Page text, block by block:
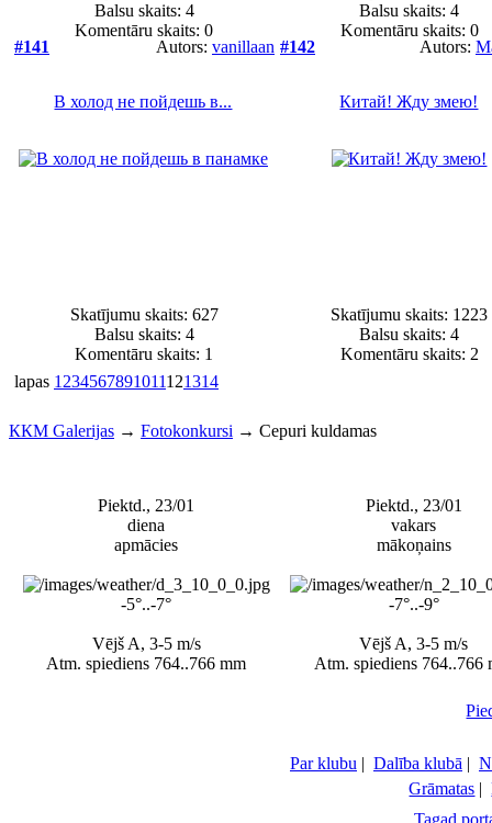
Balsu skaits: 4
Komentāru skaits: 0
Balsu skaits:4
Komentāru skaits: 0
#141
Autors: vanillaan
В холод не пойдешь в...
Skatījumu skaits: 627
Balsu skaits: 4
Komentāru skaits: 1
#142 Autors:
Китай! Жду змею!
Skatījumu skaits: 1223
Balsu skaits:4
Komentāru skaits: 2
lapas 1 234567891011121314
ККМ Galerijas → Fotokonkursi → Cepuri kuldamas
Piektd., 23/01
diena
apmācies
-5°..-7°
Vējš A, 3-5 m/s
Atm. spiediens 764..766 mm
Piektd., 23/01
vakars
mākoņains
-7°..-9°
Vējš A, 3-5 m/s
Atm. spiediens 764..766
Par klubu | Dalība klubā |
Grāmatas |
Tagad